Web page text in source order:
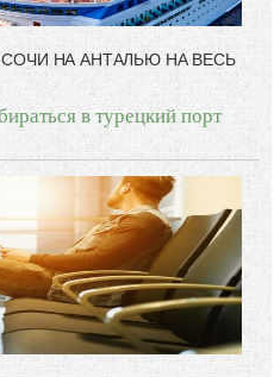
СОЧИ НА АНТАЛЬЮ НА ВЕСЬ
в турецкий порт